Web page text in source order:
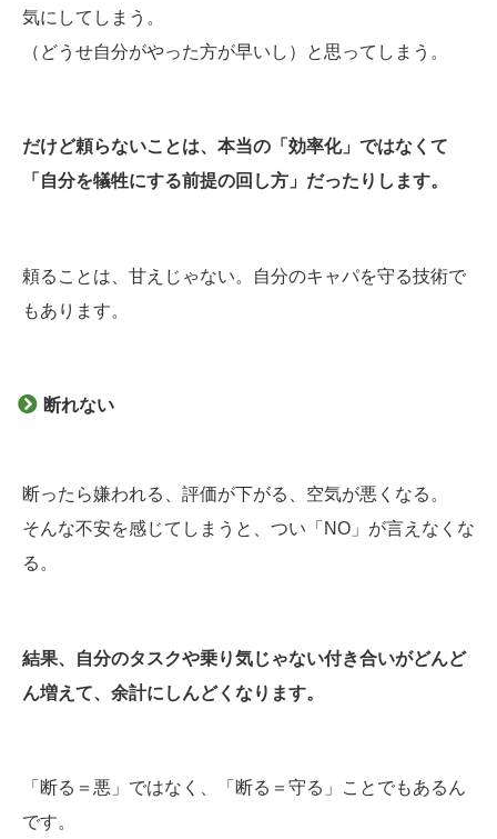
気にしてしまう。
（どうせ自分がやった方が早いし）と思ってしまう。
だけど頼らないことは、本当の「効率化」ではなくて
「自分を犠牲にする前提の回し方」だったりします。
頼ることは、甘えじゃない。自分のキャパを守る技術で
もあります。
断れない
断ったら嫌われる、評価が下がる、空気が悪くなる。
そんな不安を感じてしまうと、つい「NO」が言えなくな
る。
結果、自分のタスクや乗り気じゃない付き合いがどんど
ん増えて、余計にしんどくなります。
「断る＝悪」ではなく、「断る＝守る」ことでもあるん
です。